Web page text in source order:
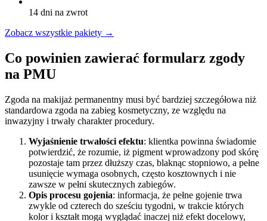
14 dni na zwrot
Zobacz wszystkie pakiety →
Co powinien zawierać formularz zgody
na PMU
Zgoda na makijaż permanentny musi być bardziej szczegółowa niż
standardowa zgoda na zabieg kosmetyczny, ze względu na
inwazyjny i trwały charakter procedury.
Wyjaśnienie trwałości efektu: klientka powinna świadomie
potwierdzić, że rozumie, iż pigment wprowadzony pod skórę
pozostaje tam przez dłuższy czas, blaknąc stopniowo, a pełne
usunięcie wymaga osobnych, często kosztownych i nie
zawsze w pełni skutecznych zabiegów.
Opis procesu gojenia: informacja, że pełne gojenie trwa
zwykle od czterech do sześciu tygodni, w trakcie których
kolor i kształt mogą wyglądać inaczej niż efekt docelowy,